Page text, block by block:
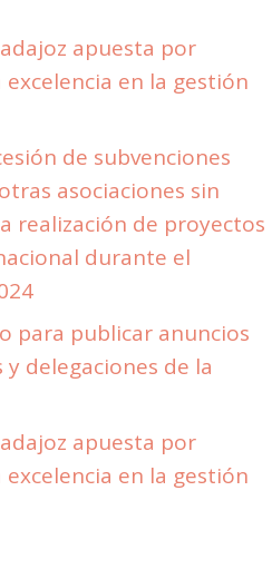
apuesta por
en la gestión
de subvenciones
asociaciones sin
realización de proyectos
durante el
para publicar anuncios
y delegaciones de la
apuesta por
en la gestión